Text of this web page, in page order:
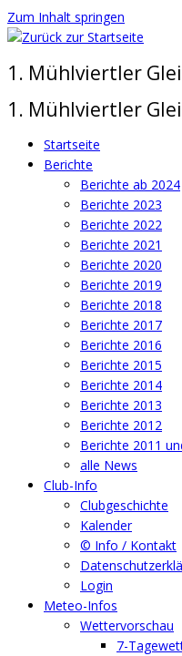
Zum Inhalt springen
1. Mühlviertler
1. Mühlviertler
Startseite
Berichte
Berichte ab 2024
Berichte 2023
Berichte 2022
Berichte 2021
Berichte 2020
Berichte 2019
Berichte 2018
Berichte 2017
Berichte 2016
Berichte 2015
Berichte 2014
Berichte 2013
Berichte 2012
Berichte 2011
alle News
Club-Info
Clubgeschichte
Kalender
© Info / Kontakt
Login
Meteo-Infos
Wettervorschau
7-